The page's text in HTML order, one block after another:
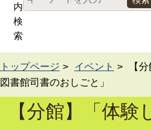
内
検
索
トップページ > イベント > 【分
図書館司書のおしごと」
【分館】「体験